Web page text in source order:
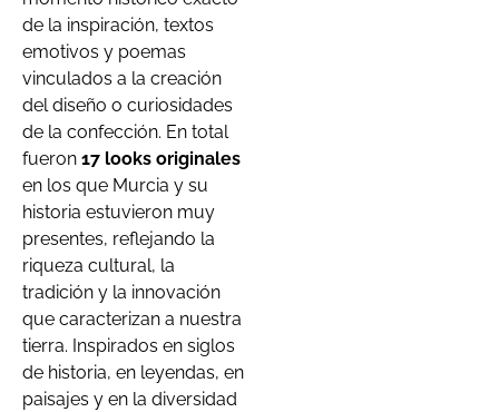
de la inspiración, textos
emotivos y poemas
vinculados a la creación
del diseño o curiosidades
de la confección. En total
fueron 17 looks originales
en los que Murcia y su
historia estuvieron muy
presentes, reflejando la
riqueza cultural, la
tradición y la innovación
que caracterizan a nuestra
tierra. Inspirados en siglos
de historia, en leyendas, en
paisajes y en la diversidad